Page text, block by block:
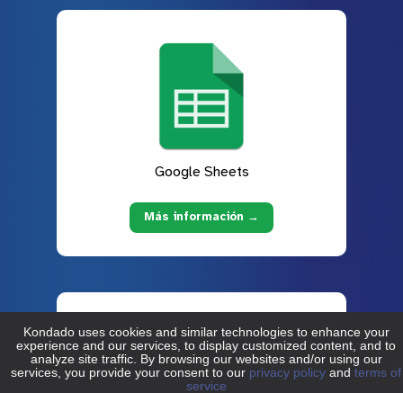
Google Sheets
Más información →